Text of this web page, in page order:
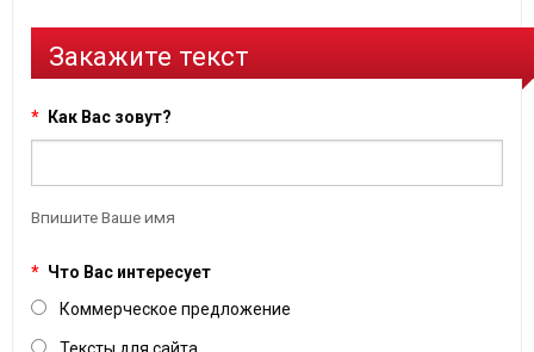
Закажите текст
* Как Вас зовут?
Впишите Ваше имя
* Что Вас интересует
Коммерческое предложение
Тексты для сайта